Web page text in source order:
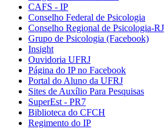
CAFS - IP
Conselho Federal de Psicologia
Conselho Regional de Psicologia-RJ
Grupo de Psicologia (Facebook)
Insight
Ouvidoria UFRJ
Página do IP no Facebook
Portal do Aluno da UFRJ
Sites de Auxílio Para Pesquisas
SuperEst - PR7
Biblioteca do CFCH
Regimento do IP